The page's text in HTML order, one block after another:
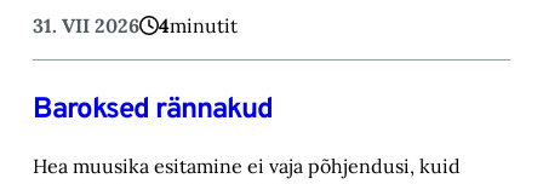
31. VII 2026 4minutit
Baroksed rännakud
Hea muusika esitamine ei vaja põhjendusi, kuid